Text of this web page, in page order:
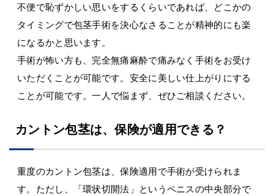
不便で恥ずかしい思いをするくらいであれば、どこかの
タイミングで包茎手術を決心なさることが精神的にも楽
になるかと思います。
手術が怖い方も、完全無痛麻酔で痛みなく手術をお受け
いただくことが可能です。安全に美しい仕上がりにする
ことが可能です。一人で悩まず、ぜひご相談ください。
カントン包茎は、保険が適用できる？
重度のカントン包茎は、保険適用で手術が受けられま
す。ただし、「環状切開法」というペニスの中央部分で